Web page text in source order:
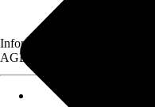
Informationen des
AGB, finden Sie bei Klick auf